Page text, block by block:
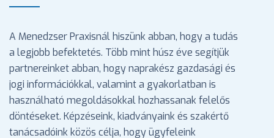
A Menedzser Praxisnál hiszünk abban, hogy a tudás
a legjobb befektetés. Több mint húsz éve segítjük
partnereinket abban, hogy naprakész gazdasági és
jogi információkkal, valamint a gyakorlatban is
használható megoldásokkal hozhassanak felelős
döntéseket. Képzéseink, kiadványaink és szakértő
tanácsadóink közös célja, hogy ügyfeleink